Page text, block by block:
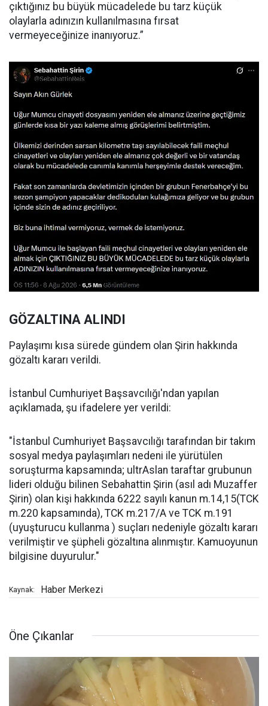
çıktığınız bu büyük mücadelede bu tarz küçük
olaylarla adınızın kullanılmasına fırsat
vermeyeceğinize inanıyoruz.”
GÖZALTINA ALINDI
Paylaşımı kısa sürede gündem olan Şirin hakkında
gözaltı kararı verildi.
İstanbul Cumhuriyet Başsavcılığı'ndan yapılan
açıklamada, şu ifadelere yer verildi:
"İstanbul Cumhuriyet Başsavcılığı tarafından bir takım
sosyal medya paylaşımları nedeni ile yürütülen
soruşturma kapsamında; ultrAslan taraftar grubunun
lideri olduğu bilinen Sebahattin Şirin (asıl adı Muzaffer
Şirin) olan kişi hakkında 6222 sayılı kanun m.14,15(TCK
m.220 kapsamında), TCK m.217/A ve TCK m.191
(uyuşturucu kullanma ) suçları nedeniyle gözaltı kararı
verilmiştir ve şüpheli gözaltına alınmıştır. Kamuoyunun
bilgisine duyurulur."
Kaynak: Haber Merkezi
Öne Çıkanlar